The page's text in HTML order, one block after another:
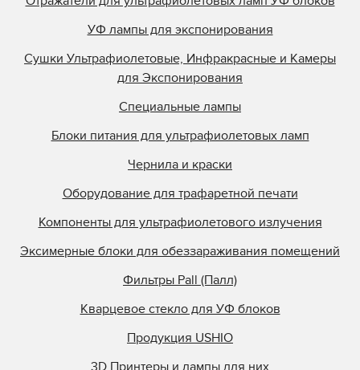
УФ лампы для экспонирования
Сушки Ультрафиолетовые, Инфракрасные и Камеры
для Экспонирования
Специальные лампы
Блоки питания для ультрафиолетовых ламп
Чернила и краски
Оборудование для трафаретной печати
Компоненты для ультрафиолетового излучения
Эксимерные блоки для обеззараживания помещений
Фильтры Pall (Палл)
Кварцевое стекло для УФ блоков
Продукция USHIO